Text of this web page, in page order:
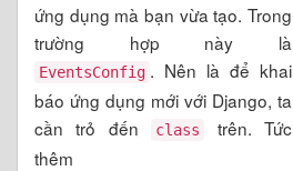
ứng dụng mà bạn vừa tạo. Trong
trường hợp này là
EventsConfig . Nên là để khai
báo ứng dụng mới với Django, ta
cần trỏ đến
class
trên. Tức
thêm